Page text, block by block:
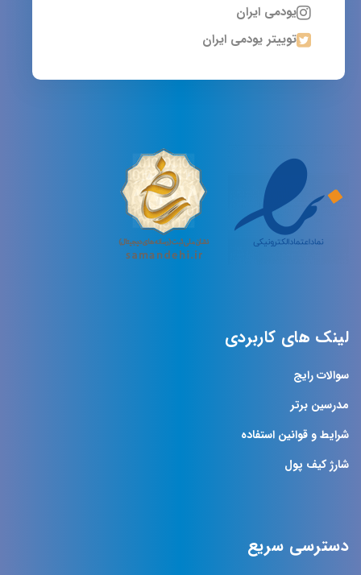
یودمی ایران
توییتر یودمی ایران
لینک های کاربردی
سوالات رایج
مدرسین برتر
شرایط و قوانین استفاده
شارژ کیف پول
دسترسی سریع